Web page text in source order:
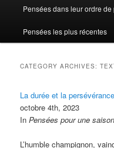
Pensées dans leur ordre
Pensées les plus récentes
CATEGORY ARCHIVES:
La durée et la persévérance
octobre 4th, 2023
InPensées pour une
L’humble champignon,